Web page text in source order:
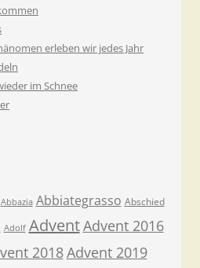
erleben wir jedes Jahr
im Schnee
Abbazia Abbiategrasso Abschied
Adolf AdventAdvent 2016
2018Advent 2019